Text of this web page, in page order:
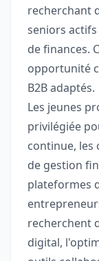
recherchant
seniors
de finances.
opportunité
B2B adaptés.
Les jeunes
privilégiée
continue, les
de gestion
plateformes
recherchent
digital,